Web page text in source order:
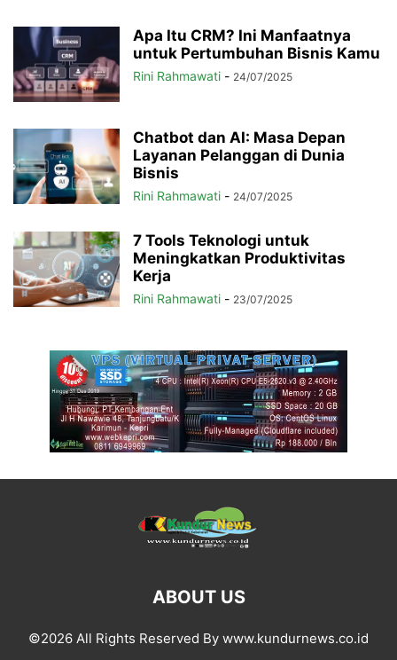
Apa Itu CRM? Ini Manfaatnya
untuk Pertumbuhan Bisnis Kamu
Rini Rahmawati - 24/07/2025
Chatbot dan AI: Masa Depan
Layanan Pelanggan di Dunia
Bisnis
Rini Rahmawati - 24/07/2025
7 Tools Teknologi untuk
Meningkatkan Produktivitas
Kerja
Rini Rahmawati - 23/07/2025
ABOUT US
©2026 All Rights Reserved By www.kundurnews.co.id